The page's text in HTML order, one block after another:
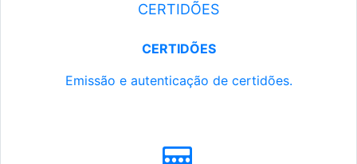
CERTIDÕES
CERTIDÕES
Emissão e autenticação de certidões.